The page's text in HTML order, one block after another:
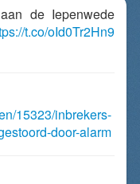
de Iepenwede
t.co/oId0Tr2Hn9
15323/inbrekers-
door-alarm